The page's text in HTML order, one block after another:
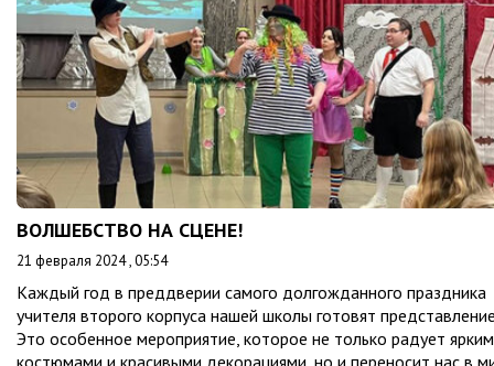
ВОЛШЕБСТВО НА СЦЕНЕ!
21 февраля 2024 , 05:54
Каждый год в преддверии самого долгожданного праздника
учителя второго корпуса нашей школы готовят
Это особенное мероприятие, которое не только радует
костюмами и красивыми декорациями, но и переносит нас в